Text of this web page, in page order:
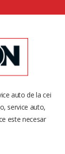
auto de la cei
service auto,
este necesar